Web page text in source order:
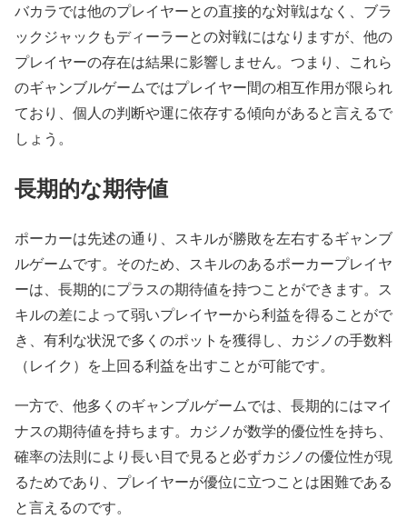
バカラでは他のプレイヤーとの直接的な対戦はなく、ブラ
ックジャックもディーラーとの対戦にはなりますが、他の
プレイヤーの存在は結果に影響しません。つまり、これら
のギャンブルゲームではプレイヤー間の相互作用が限られ
ており、個人の判断や運に依存する傾向があると言えるで
しょう。
長期的な期待値
ポーカーは先述の通り、スキルが勝敗を左右するギャンブ
ルゲームです。そのため、スキルのあるポーカープレイヤ
ーは、長期的にプラスの期待値を持つことができます。ス
キルの差によって弱いプレイヤーから利益を得ることがで
き、有利な状況で多くのポットを獲得し、カジノの手数料
（レイク）を上回る利益を出すことが可能です。
一方で、他多くのギャンブルゲームでは、長期的にはマイ
ナスの期待値を持ちます。カジノが数学的優位性を持ち、
確率の法則により長い目で見ると必ずカジノの優位性が現
るためであり、プレイヤーが優位に立つことは困難である
と言えるのです。